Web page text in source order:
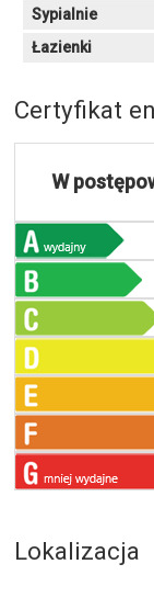
Sypialnie
Łazienki
Certyfikat
W
Lokalizacja